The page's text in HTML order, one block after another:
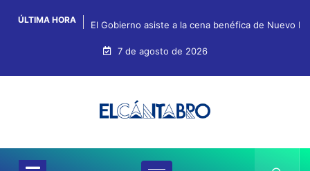
ÚLTIMA HORA El Gobierno asiste a la cena benéfica de Nuevo
7 de agosto de 2026